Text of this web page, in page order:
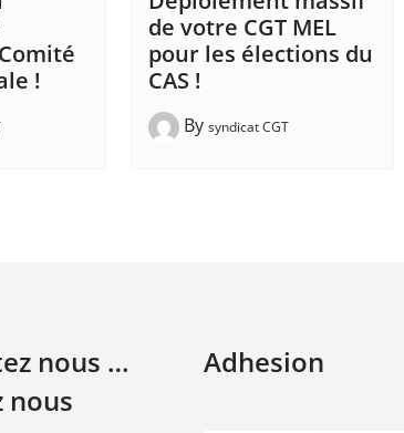
!
de votre CGT MEL
pour les élections du
CAS !
By syndicat CGT
nous …
nous
Adhesion